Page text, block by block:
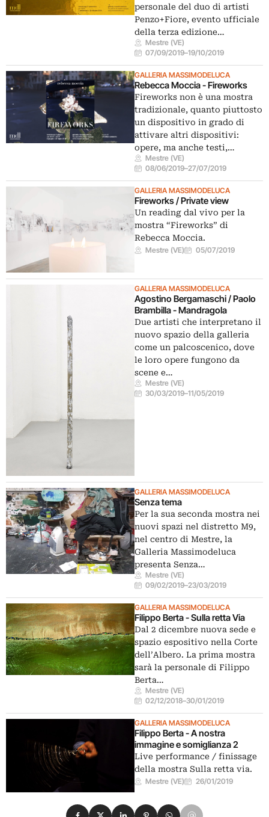
personale del duo di artisti
Penzo+Fiore, evento ufficiale
della terza edizione…
Mestre (VE)
07/09/2019–19/10/2019
GALLERIA MASSIMODELUCA
Rebecca Moccia - Fireworks
Fireworks non è una mostra
tradizionale, quanto piuttosto
un dispositivo in grado di
attivare altri dispositivi:
opere, ma anche testi,…
Mestre (VE)
08/06/2019–27/07/2019
GALLERIA MASSIMODELUCA
Fireworks / Private view
Un reading dal vivo per la
mostra “Fireworks” di
Rebecca Moccia.
Mestre (VE) 05/07/2019
GALLERIA MASSIMODELUCA
Agostino Bergamaschi / Paolo
Brambilla - Mandragola
Due artisti che interpretano il
nuovo spazio della galleria
come un palcoscenico, dove
le loro opere fungono da
scene e…
Mestre (VE)
30/03/2019–11/05/2019
GALLERIA MASSIMODELUCA
Senza tema
Per la sua seconda mostra nei
nuovi spazi nel distretto M9,
nel centro di Mestre, la
Galleria Massimodeluca
presenta Senza…
Mestre (VE)
09/02/2019–23/03/2019
GALLERIA MASSIMODELUCA
Filippo Berta - Sulla retta Via
Dal 2 dicembre nuova sede e
spazio espositivo nella Corte
dell’Albero. La prima mostra
sarà la personale di Filippo
Berta…
Mestre (VE)
02/12/2018–30/01/2019
GALLERIA MASSIMODELUCA
Filippo Berta - A nostra
immagine e somiglianza 2
Live performance / finissage
della mostra Sulla retta via.
Mestre (VE) 26/01/2019
Condividi su Facebook
Condividi su X
Condividi su LinkedIn
Condividi su Pinterest
Condividi su WhatsApp
Condividi su Email